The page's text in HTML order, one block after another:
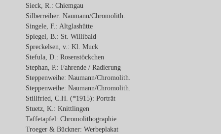
Sieck, R.: Chiemgau
Silberreiher: Naumann/Chromolith.
Singele, F.: Altglashütte
Spiegel, B.: St. Willibald
Spreckelsen, v.: Kl. Muck
Stefula, D.: Rosenstöckchen
Stephan, P.: Fahrende / Radierung
Steppenweihe: Naumann/Chromolith.
Steppenweihe: Naumann/Chromolith.
Stillfried, C.H. (*1915): Porträt
Stuetz, K.: Knittlingen
Taffetapfel: Chromolithographie
Troeger & Bückner: Werbeplakat